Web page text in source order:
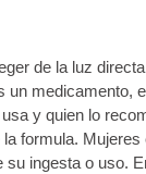
de la luz
un medicamento,
y quien lo
formula.
su ingesta o uso.